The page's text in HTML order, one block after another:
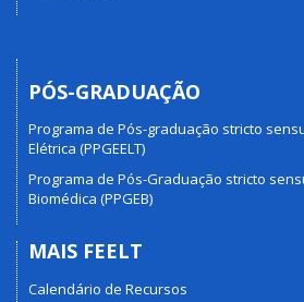
PÓS-GRADUAÇÃO
Programa de Pós-graduação stricto
Elétrica (PPGEELT)
Programa de Pós-Graduação stricto
Biomédica (PPGEB)
MAIS FEELT
Calendário de Recursos